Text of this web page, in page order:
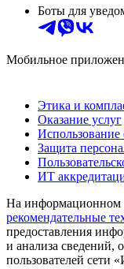
Боты для
Мобильное
Этика и
Оказание услуг
Использование
Защита
ИТ
На информационном
рекомендательные
предоставления
и анализа сведений,
пользователей сети